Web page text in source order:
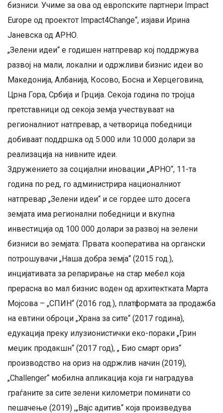
бизниси. Учиме за ова од европските партнери Impact
Europe од проектот Impact4Change“, изјави Ирина
Јаневска од АРНО.
„Зелени идеи“ е годишен натпревар кој поддржува
развој на мали, локални и одржливи бизнис идеи во
Македонија, Албанија, Косово, Босна и Херцеговина,
Црна Гора, Србија и Грција. Секоја година по тројца
претставници од секоја земја учествуваат на
регионалниот натпревар, а четворица победници
добиваат поддршка од 5.000 или 10.000 долари за
реализација на нивните идеи.
Здружението за социјални иновации „АРНО“, 11-та
година по ред, го администрира националниот
натпревар „Зелени идеи“ и се гордее што досега
земјата има регионални победници и вкупна
инвестиција од 100 000 долари за развој на зелени
бизниси во земјата: Првата кооператива на органски
потрошувачи „Наша добра земја“ (2015 год.),
инцијативата за репарирање на стар мебел која
прерасна во мал бизнис воден од архитектката Марта
Мојсова – „СПИН“ (2016 год.), платформата за продажба
на евтини оброци „Храна за сите“ (2017 година),
едукација преку илузионистички еко-пораки „Грин
меџик продакшн“ (2017 год), „ Био смарт ориз“
производство на ориз на одржлив начин (2019),
„Challenger“ мобилна апликација која ги наградува
граѓаните за сите зелени километри поминати со
пешачење (2019) ,„Вајс адитив“ која произведува